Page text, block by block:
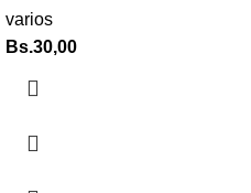
varios
Bs.30,00